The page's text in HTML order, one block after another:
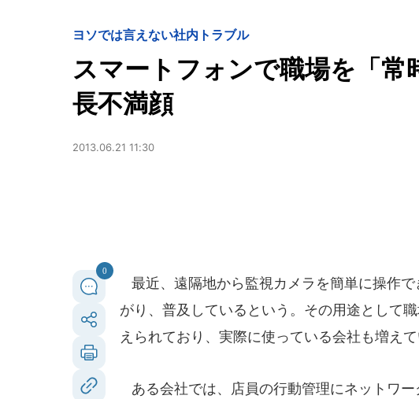
ヨソでは言えない社内トラブル
スマートフォンで職場を「
長不満顔
2013.06.21 11:30
0
最近、遠隔地から監視カメラを簡単に操作
がり、普及しているという。その用途として
えられており、実際に使っている会社も増えて
ある会社では、店員の行動管理にネットワー